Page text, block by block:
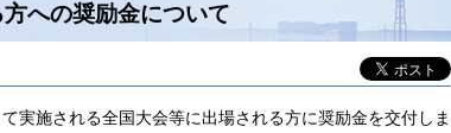
への奨励金について
実施される全国大会等に出場される方に奨励金を交付しま